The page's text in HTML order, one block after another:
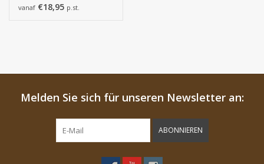
vanaf €18,95 p.st.
Melden Sie sich für unseren Newsletter an:
ABONNIEREN